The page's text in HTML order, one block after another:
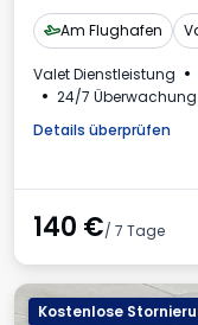
Am Flughafen
Valet Dienstleistung
24/7 Überwachung
Details überprüfen
140 €/ 7 Tage
Kostenlose